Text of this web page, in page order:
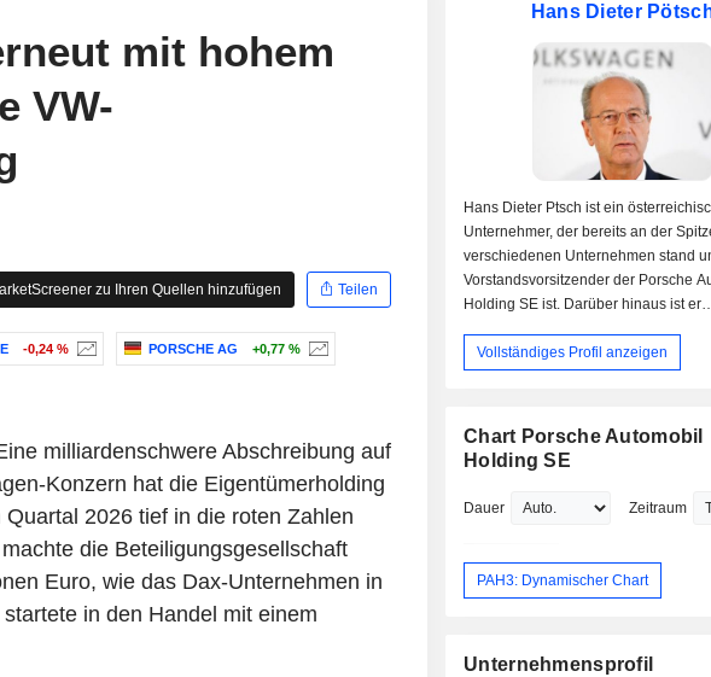
mit hohem
VW-
zu Ihren Quellen hinzufügen
Teilen
-0,24 % PORSCHE AG +0,77 %
milliardenschwere Abschreibung auf
Konzern hat die Eigentümerholding
2026 tief in die roten Zahlen
die Beteiligungsgesellschaft
Euro, wie das Dax-Unternehmen in
in den Handel mit einem
Hans Dieter
Hans Dieter Ptsch ist ein
Unternehmer, der bereits an der
verschiedenen Unternehmen stand
Vorstandsvorsitzender der Porsche
Holding SE ist. Darüber hinaus ist er
und Mitglied im Vorstand von 9
Vorsitzender des Vorstands der Traub
Geschäftsführer Finanzen &
TRUMPF GmbH + Co. KG, Leiter
Aufsichtsratsvorsitzender der
Aufsichtsratsvorsitzender der Bizerba
Vollständiges Profil anzeigen
Chart Porsche Automobil
Holding SE
Dauer Zeitraum
PAH3: Dynamischer Chart
Unternehmensprofil